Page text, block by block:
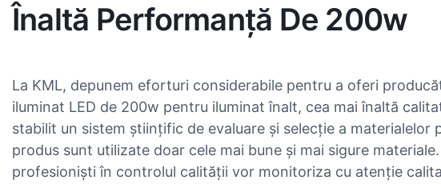
Înaltă Performanță De 200w
La KML, depunem eforturi considerabile pentru a oferi
iluminat LED de 200w pentru iluminat înalt, cea mai înaltă
stabilit un sistem științific de evaluare și selecție a materialelor
produs sunt utilizate doar cele mai bune și mai sigure
profesioniști în controlul calității vor monitoriza cu atenție